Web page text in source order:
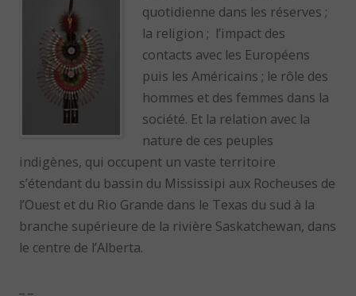
quotidienne dans les réserves ;
la religion ; l’impact des
contacts avec les Européens
puis les Américains ; le rôle des
hommes et des femmes dans la
société. Et la relation avec la
nature de ces peuples
indigènes, qui occupent un vaste territoire
s’étendant du bassin du Mississipi aux Rocheuses de
l’Ouest et du Rio Grande dans le Texas du sud à la
branche supérieure de la rivière Saskatchewan, dans
le centre de l’Alberta.